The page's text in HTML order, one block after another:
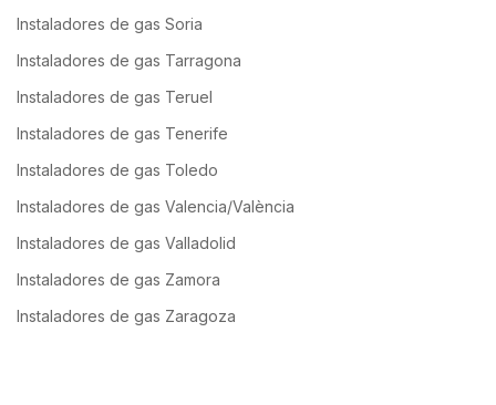
Instaladores de gas Soria
Instaladores de gas Tarragona
Instaladores de gas Teruel
Instaladores de gas Tenerife
Instaladores de gas Toledo
Instaladores de gas Valencia/València
Instaladores de gas Valladolid
Instaladores de gas Zamora
Instaladores de gas Zaragoza